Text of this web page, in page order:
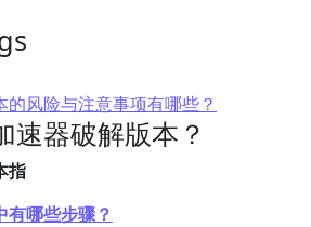
风险与注意事项有哪些？
速器破解版本？
指
有哪些步骤？